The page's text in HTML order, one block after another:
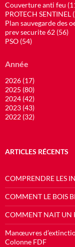
Couverture anti feu
PROTECH SENTINEL
Plan sauvegarde des
prev securite 62 (56)
PSO (54)
Année
2026 (17)
2025 (80)
2024 (42)
2023 (43)
2022 (32)
ARTICLES RÉCENTS
COMPRENDRE LES
COMMENT LE BOIS
COMMENT NAIT UN
Manœuvres
Colonne FDF